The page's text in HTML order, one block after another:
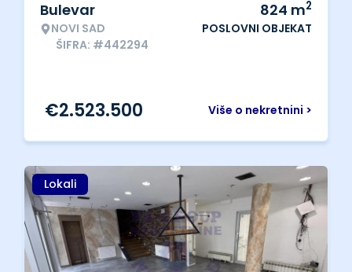
Bulevar
NOVI SAD
ŠIFRA: #442294
824 m2
POSLOVNI OBJEKAT
Više o nekretnini >
€2.523.500
Lokali